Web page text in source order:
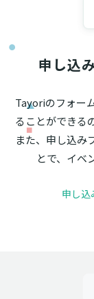
申し込
Tayoriのフォー
ることができる
また、申し込み
とで、イベ
申し込